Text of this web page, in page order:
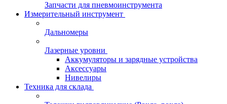
Запчасти для пневмоинструмента
Измерительный инструмент
Дальномеры
Лазерные уровни
Аккумуляторы и зарядные устройства
Аксессуары
Нивелиры
Техника для склада